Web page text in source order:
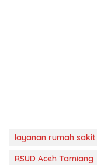
layanan rumah sakit
RSUD Aceh Tamiang